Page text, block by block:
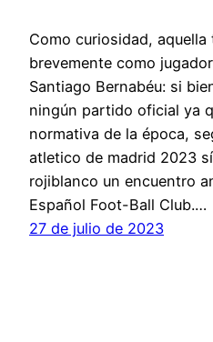
Como curiosidad,
brevemente como
Santiago Bernabéu: si
ningún partido oficial ya
normativa de la época,
atletico de madrid 2023
rojiblanco un encuentro
Español Foot-Ball Club.…
27 de julio de 2023